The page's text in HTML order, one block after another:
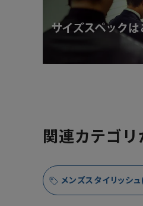
関連カテゴ
メンズスタイリッシ